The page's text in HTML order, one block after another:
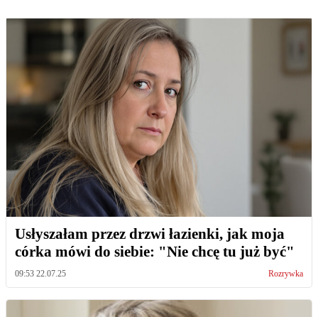
Usłyszałam przez drzwi łazienki, jak moja
córka mówi do siebie: "Nie chcę tu już być"
09:53 22.07.25 Rozrywka